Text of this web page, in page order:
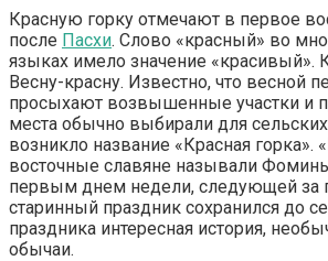
Красную горку отмечают в первое
после Пасхи. Слово «красный» во
языках имело значение «красивый».
Весну-красну. Известно, что весной
просыхают возвышенные участки и
места обычно выбирали для
возникло название «Красная горка».
восточные славяне называли
первым днем недели, следующей за
старинный праздник сохранился до
праздника интересная история,
обычаи.